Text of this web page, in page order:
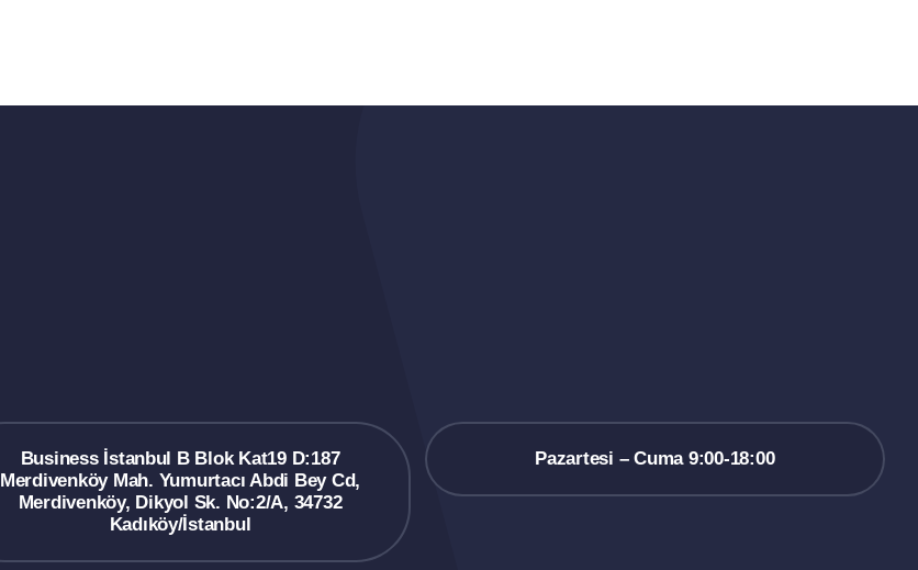
Business İstanbul B Blok Kat19 D:187
Merdivenköy Mah. Yumurtacı Abdi Bey Cd,
Merdivenköy, Dikyol Sk. No:2/A, 34732
Kadıköy/İstanbul
Pazartesi – Cuma 9:00-18:00